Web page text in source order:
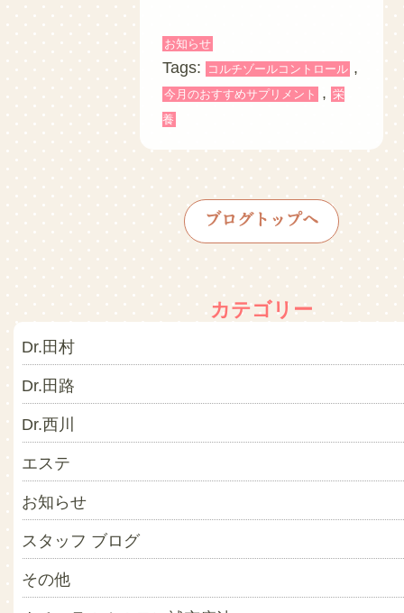
お知らせ
Tags: コルチゾールコントロール ,
今月のおすすめサプリメント , 栄
養
ブログトップへ
カテゴリー
Dr.田村
Dr.田路
Dr.西川
エステ
お知らせ
スタッフ ブログ
その他